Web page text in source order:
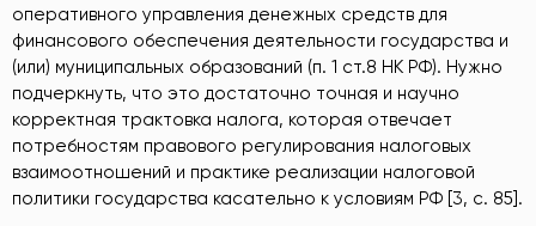
оперативного управления денежных средств для
финансового обеспечения деятельности государства и
(или) муниципальных образований (п. 1 ст.8 НК РФ). Нужно
подчеркнуть, что это достаточно точная и научно
корректная трактовка налога, которая отвечает
потребностям правового регулирования налоговых
взаимоотношений и практике реализации налоговой
политики государства касательно к условиям РФ [3, c. 85].